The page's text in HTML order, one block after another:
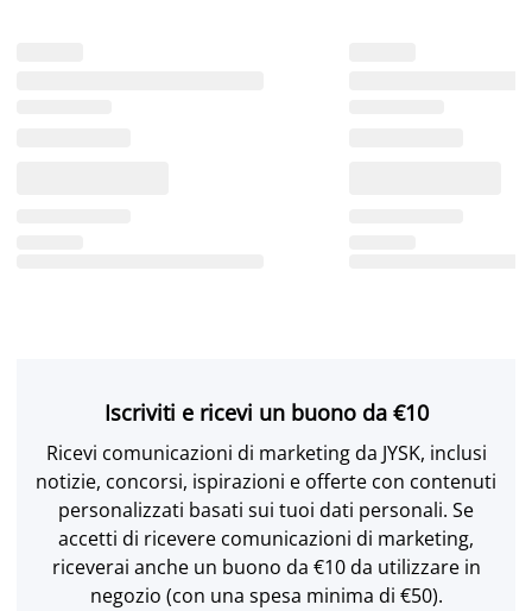
Iscriviti e ricevi un buono da €10
Ricevi comunicazioni di marketing da JYSK, inclusi
notizie, concorsi, ispirazioni e offerte con contenuti
personalizzati basati sui tuoi dati personali. Se
accetti di ricevere comunicazioni di marketing,
riceverai anche un buono da €10 da utilizzare in
negozio (con una spesa minima di €50).